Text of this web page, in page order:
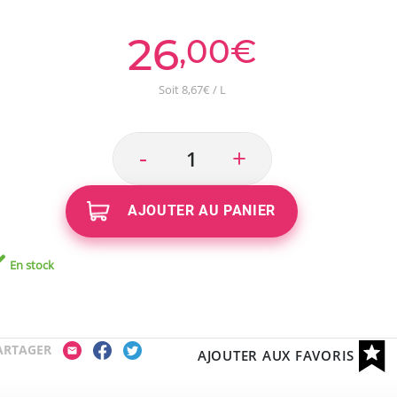
26,00€
Soit 8,67€ / L
- +
AJOUTER AU PANIER
En stock
AJOUTER AUX FAVORIS